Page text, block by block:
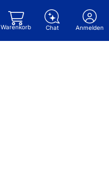
Warenkorb Chat Anmelden